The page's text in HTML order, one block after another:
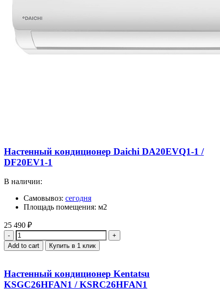
Настенный кондиционер Daichi DA20EVQ1-1 /
DF20EV1-1
В наличии:
Самовывоз: сегодня
Площадь помещения: м2
25 490 ₽
Quantity
Add to cart Купить в 1 клик
Настенный кондиционер Kentatsu
KSGC26HFAN1 / KSRC26HFAN1